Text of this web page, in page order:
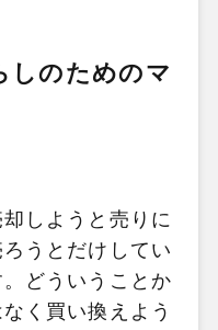
しのためのマ
しようと売りに
うとだけしてい
どういうことか
く買い換えよう